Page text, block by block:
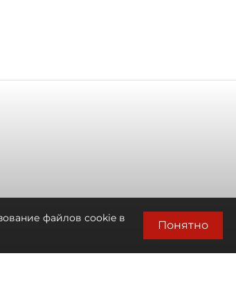
файлов cookie в
Понятно